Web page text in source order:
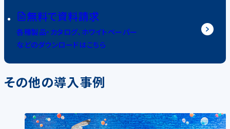
無料で資料請求
各種製品・カタログ、ホワイトペーパー
などのダウンロードはこちら
その他の導入事例